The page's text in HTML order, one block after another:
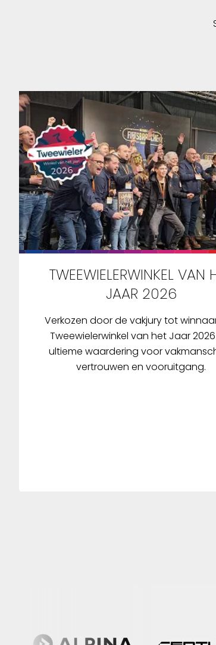
TWEEWIELERWINKEL VAN
JAAR 2026
Verkozen door de vakjury tot
Tweewielerwinkel van het Jaar
ultieme waardering voor
vertrouwen en vooruitgang.